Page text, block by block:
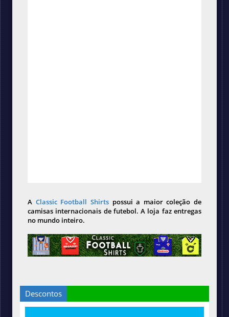
A Classic Football Shirts possui a maior coleção de
camisas internacionais de futebol. A loja faz entregas
no mundo inteiro.
Descontos